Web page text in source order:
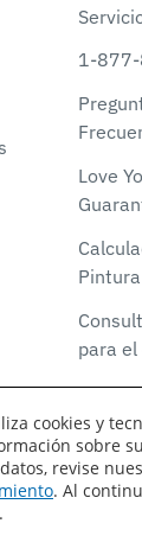
1-
Love
Pintura
para
cookies y
sobre
revise
. Al
.